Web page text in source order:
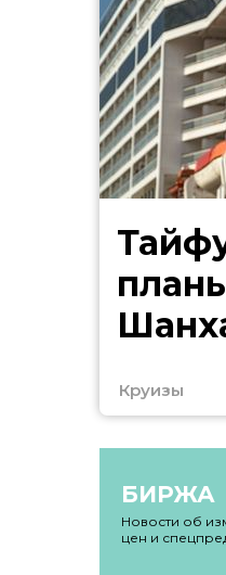
Круизы
БИРЖА
Новости об
цен и